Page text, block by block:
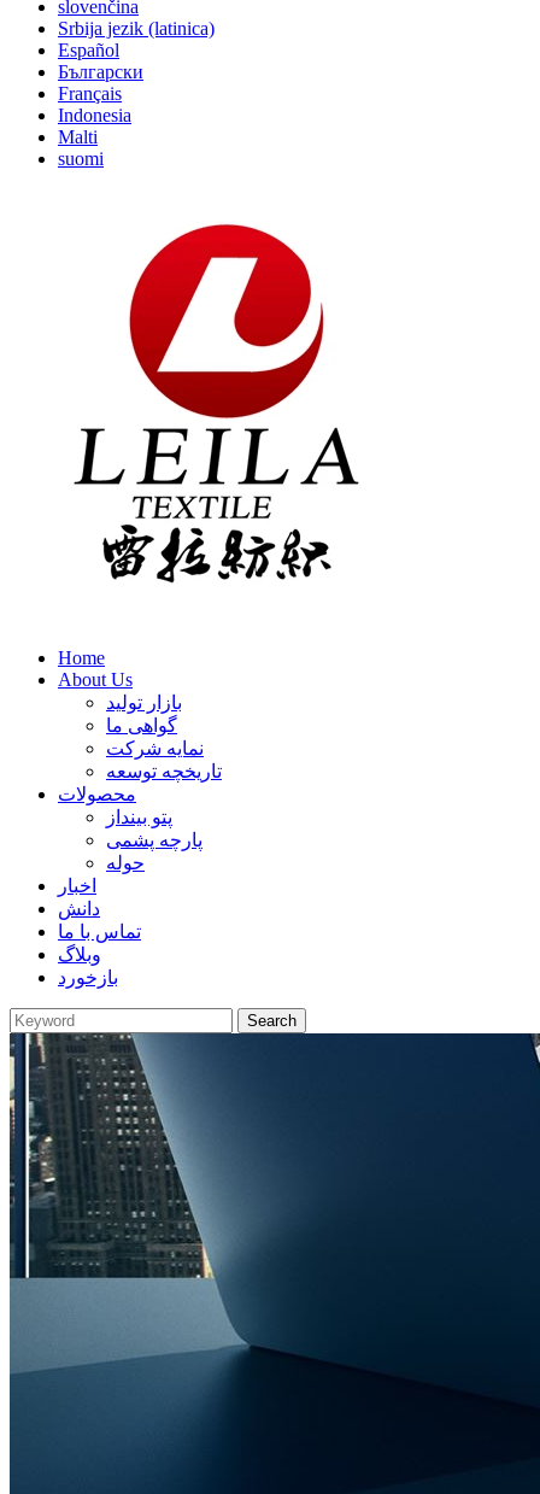
slovenčina
Srbija jezik (latinica)
Español
Български
Français
Indonesia
Malti
suomi
Home
About Us
بازار تولید
گواهی ما
نمایه شرکت
تاریخچه توسعه
محصولات
پتو بینداز
پارچه پشمی
حوله
اخبار
دانش
تماس با ما
وبلاگ
بازخورد